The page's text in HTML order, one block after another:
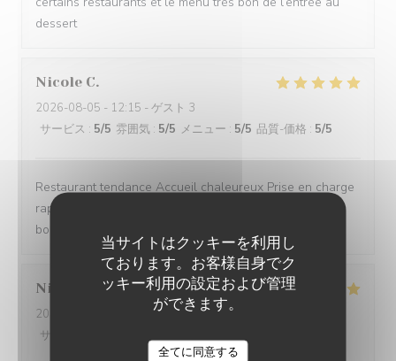
当サイトはクッキーを利用し
ております。お客様自身でク
ッキー利用の設定および管理
ができます。
全てに同意する
dessert
Nicole C
2026-08-05 - 12:15 - ゲスト 3
サービス : 5/5 雰囲気 : 5/5 メニュー : 5/5 品質-価格 : 5/5
Restaurant tendance Accueil chaleureux Prise en charge
rapide Bon rapport qualité/prix Assiettes copieuses et
bons produits
Nicolas B
2026-08-04
- 13:30 - ゲスト 4
サービス